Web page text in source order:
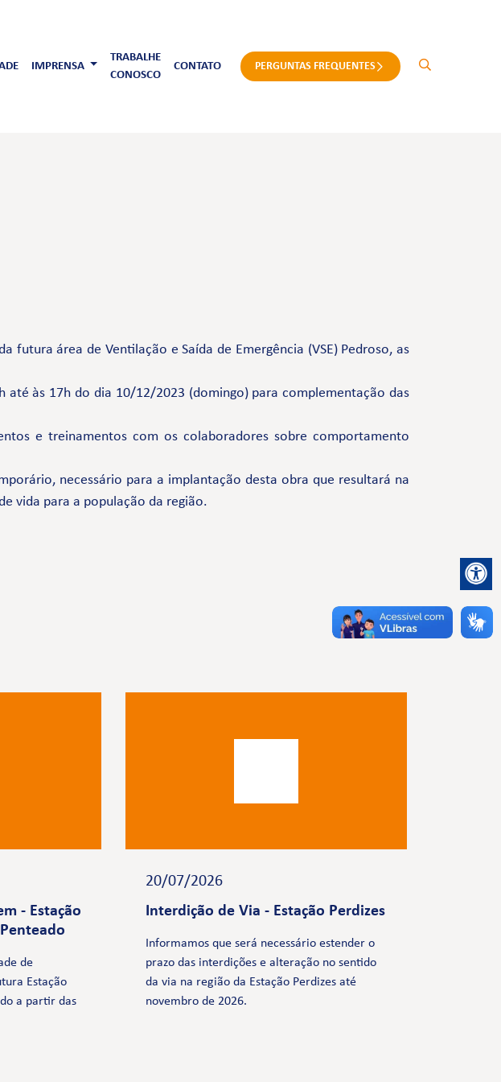
IMPRENSA
TRABALHE
CONOSCO
CONTATO PERGUNTAS FREQUENTES
área de Ventilação e Saída de Emergência (VSE) Pedroso, as
até às 17h do dia 10/12/2023 (domingo) para complementação das
e treinamentos com os colaboradores sobre comportamento
necessário para a implantação desta obra que resultará na
vida para a população da região.
- Estação
de
Estação
a partir das
20/07/2026
Interdição de Via - Estação Perdizes
Informamos que será necessário estender o
prazo das interdições e alteração no sentido
da via na região da Estação Perdizes até
novembro de 2026.